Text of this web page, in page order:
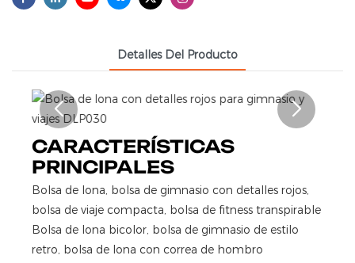
Detalles Del Producto
CARACTERÍSTICAS
PRINCIPALES
Bolsa de lona, ​​bolsa de gimnasio con detalles rojos,
bolsa de viaje compacta, bolsa de fitness transpirable
Bolsa de lona bicolor, bolsa de gimnasio de estilo
retro, bolsa de lona con correa de hombro